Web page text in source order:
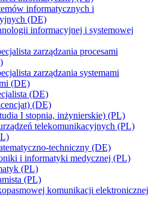
informatycznych i
(DE)
informacyjnej i systemowej
zarządzania procesami
zarządzania systemami
(DE)
(DE)
(DE)
I stopnia, inżynierskie) (PL)
telekomunikacyjnych (PL)
techniczny (DE)
i informatyki medycznej (PL)
(PL)
(PL)
komunikacji elektronicznej